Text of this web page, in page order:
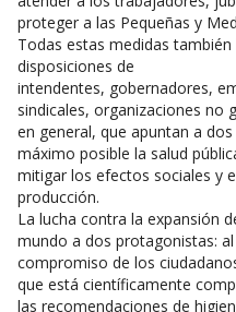
proteger a las Pequeñas y
Todas estas medidas
disposiciones de
intendentes, gobernadores,
sindicales, organizaciones no
en general, que apuntan a
máximo posible la salud
mitigar los efectos sociales y
producción.
La lucha contra la expansión
mundo a dos protagonistas:
compromiso de los
que está científicamente
las recomendaciones de